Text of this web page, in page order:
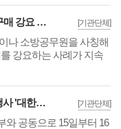
[기관단체]
고양소방서, 금전요구·물품 구매 강요 등 소방기관 및 소방공무원 사칭 주의 당부
나 소방공무원을 사칭해
강요하는 사례가 지속
[기관단체]
한국항공대, 국토부와 국제 행사 '대한민국 항공안전포럼·항공안전세미나' 통합 개최
와 공동으로 15일부터 16